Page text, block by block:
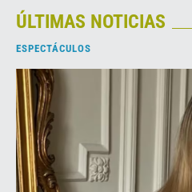
ÚLTIMAS NOTICIAS
ESPECTÁCULOS